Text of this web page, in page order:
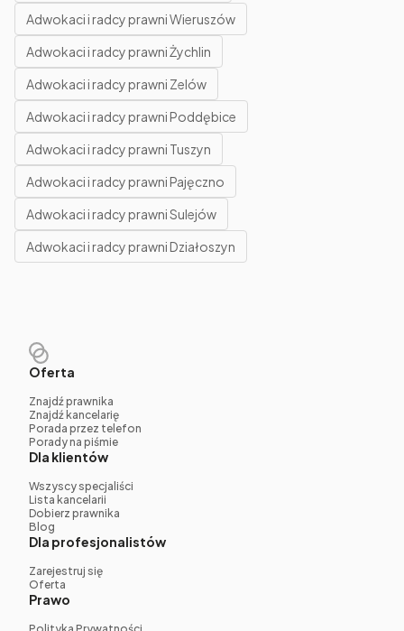
Adwokaci i radcy prawni Wieruszów
Adwokaci i radcy prawni Żychlin
Adwokaci i radcy prawni Zelów
Adwokaci i radcy prawni Poddębice
Adwokaci i radcy prawni Tuszyn
Adwokaci i radcy prawni Pajęczno
Adwokaci i radcy prawni Sulejów
Adwokaci i radcy prawni Działoszyn
Oferta
Znajdź prawnika
Znajdź kancelarię
Porada przez telefon
Porady na piśmie
Dla klientów
Wszyscy specjaliści
Lista kancelarii
Dobierz prawnika
Blog
Dla profesjonalistów
Zarejestruj się
Oferta
Prawo